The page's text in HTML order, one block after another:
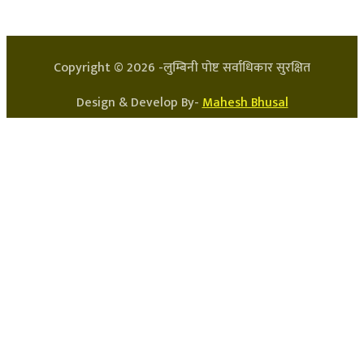
Copyright ©2026 -लुम्बिनी पोष्ट सर्वाधिकार सुरक्षित
Design & Develop By-Mahesh Bhusal